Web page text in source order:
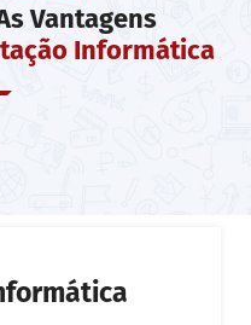
Vantagens
Informática